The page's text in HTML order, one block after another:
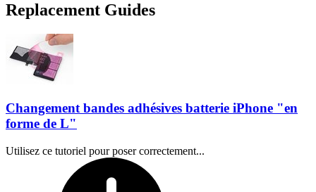
Replacement Guides
Changement bandes adhésives batterie iPhone "en
forme de L"
Utilisez ce tutoriel pour poser correctement...